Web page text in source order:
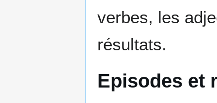
verbes, les
résultats.
Episodes et